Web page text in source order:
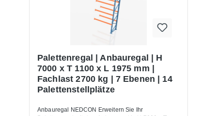
Palettenregal | Anbauregal | H
7000 x T 1100 x L 1975 mm |
Fachlast 2700 kg | 7 Ebenen | 14
Palettenstellplätze
Anbauregal NEDCON Erweitern Sie Ihr